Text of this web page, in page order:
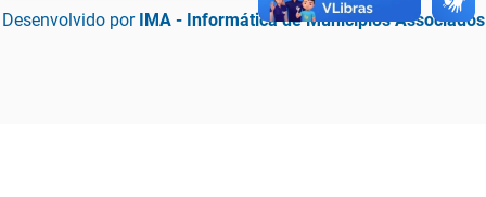
Desenvolvido por IMA - Informática de Municípios Associados